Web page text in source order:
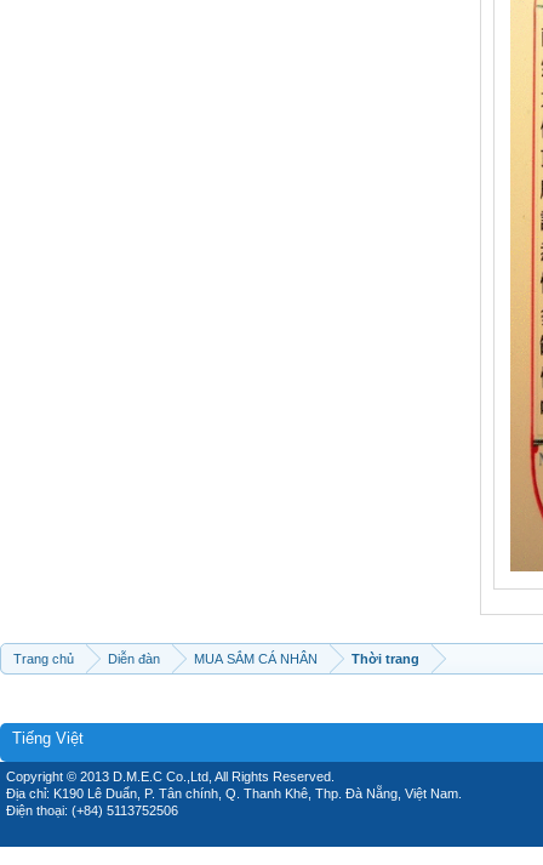
Trang chủ Diễn đàn MUA SẮM CÁ NHÂN Thời trang
Tiếng Việt
Copyright © 2013 D.M.E.C Co.,Ltd, All Rights Reserved.
Địa chỉ: K190 Lê Duẩn, P. Tân chính, Q. Thanh Khê, Thp. Đà Nẵng, Việt Nam.
Điện thoại: (+84) 5113752506